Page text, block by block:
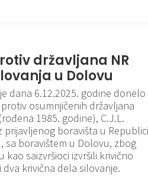
državljana NR
u Dolovu
dana 6.12.2025. godine donelo
osumnjičenih državljana
1985. godine), C.J.L.
boravišta u Republici
sa boravištem u Dolovu, zbog
saizvršioci izvršili krivično
dva krivična dela silovanje.